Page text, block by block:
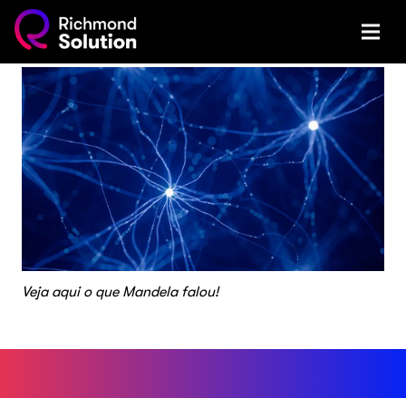
Veja aqui o que Mandela falou!